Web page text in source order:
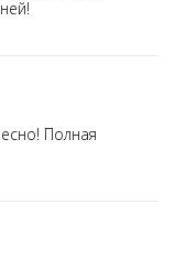
Полная